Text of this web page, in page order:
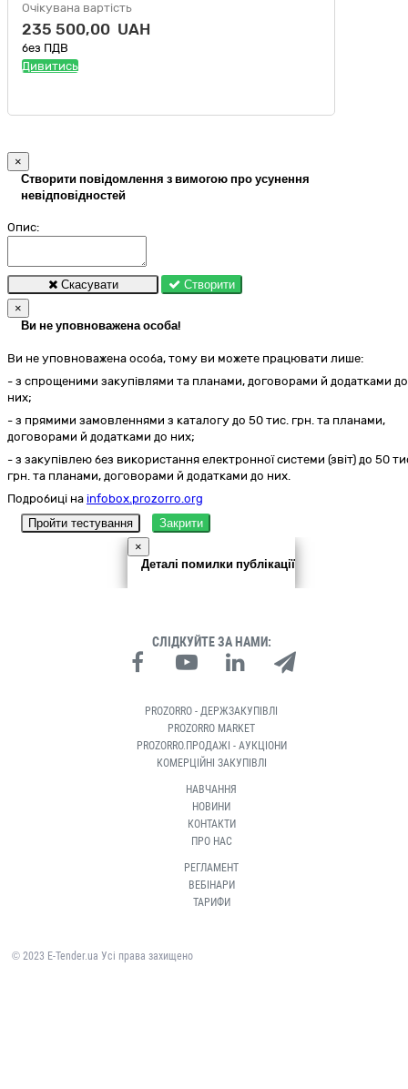
Очікувана вартість
235 500,00 UAH
без ПДВ
Дивитись
×
Створити повідомлення з вимогою про усунення
невідповідностей
Опис:
Скасувати
Створити
×
Ви не уповноважена особа!
Ви не уповноважена особа, тому ви можете працювати лише:
- з спрощеними закупівлями та планами, договорами й додатками до
них;
- з прямими замовленнями з каталогу до 50 тис. грн. та планами,
договорами й додатками до них;
- з закупівлею без використання електронної системи (звіт) до 50
грн. та планами, договорами й додатками до них.
Подробиці на infobox.prozorro.org
Пройти тестування
Закрити
×
Деталі помилки публікації
СЛІДКУЙТЕ ЗА НАМИ:
PROZORRO - ДЕРЖЗАКУПІВЛІ
PROZORRO MARKET
PROZORRO.ПРОДАЖІ - АУКЦІОНИ
КОМЕРЦІЙНІ ЗАКУПІВЛІ
НАВЧАННЯ
НОВИНИ
КОНТАКТИ
ПРО НАС
РЕГЛАМЕНТ
ВЕБІНАРИ
ТАРИФИ
© 2023 E-Tender.ua Усі права захищено